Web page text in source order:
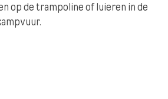
op de trampoline of luieren in de